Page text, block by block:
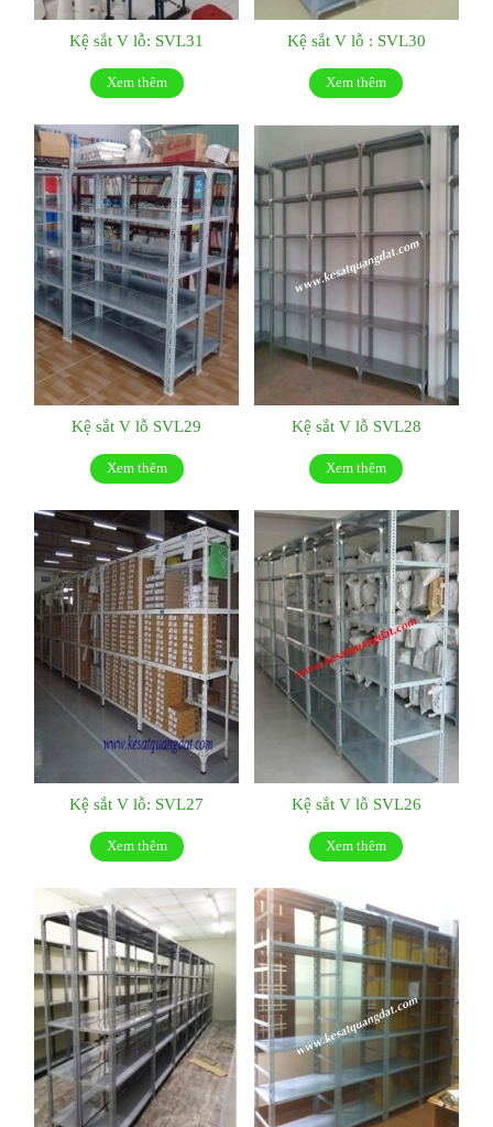
Kệ sắt V lỗ: SVL31
Xem thêm
Kệ sắt V lỗ : SVL30
Xem thêm
Kệ sắt V lỗ SVL29
Xem thêm
Kệ sắt V lỗ SVL28
Xem thêm
Kệ sắt V lỗ: SVL27
Xem thêm
Kệ sắt V lỗ SVL26
Xem thêm